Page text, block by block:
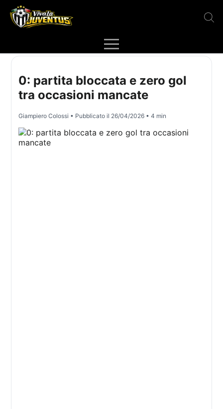
0: partita bloccata e zero gol
tra occasioni mancate
Giampiero Colossi • Pubblicato il 26/04/2026 • 4 min